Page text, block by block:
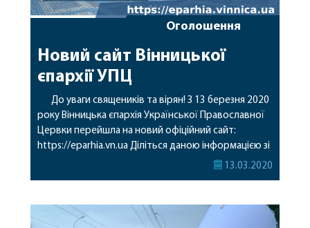
Оголошення
Новий сайт Вінницької
єпархії УПЦ
До уваги священиків та вірян! З 13 березня 2020
року Вінницька єпархія Української Православної
Цервки перейшла на новий офіційний сайт:
https://eparhia.vn.ua Діліться даною інформацією зі
своїми знайомими та друзями, а також добавляйте
всієї Української Православної Церкви. Дякуємо
усім за поширення новин […]
13.03.2020